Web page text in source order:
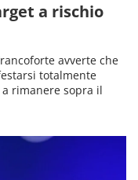
a rischio
avverte che
totalmente
a rimanere sopra il